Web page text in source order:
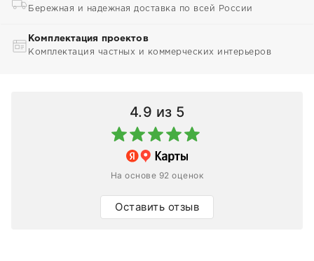
Бережная и надежная доставка по всей России
Комплектация проектов
Комплектация частных и коммерческих интерьеров
4.9 из 5
На основе 92 оценок
Оставить отзыв